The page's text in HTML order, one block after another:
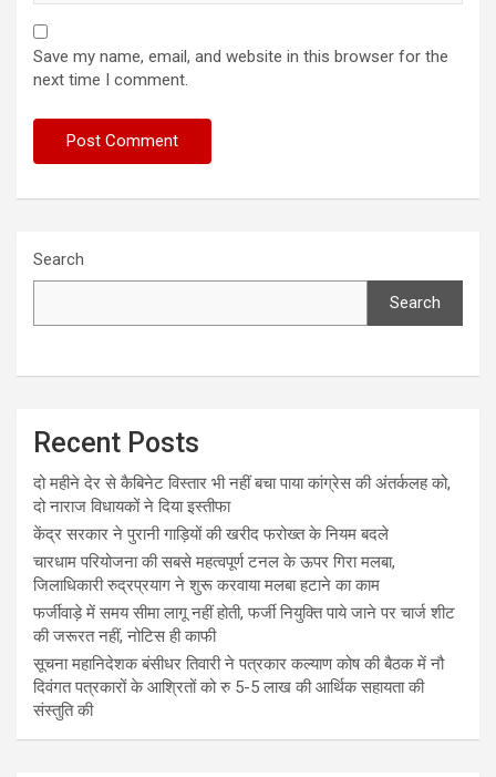
Save my name, email, and website in this browser for the
next time I comment.
Search
Search
Recent Posts
दो महीने देर से कैबिनेट विस्तार भी नहीं बचा पाया कांग्रेस की अंतर्कलह को,
दो नाराज विधायकों ने दिया इस्तीफा
केंद्र सरकार ने पुरानी गाड़ियों की खरीद फरोख्त के नियम बदले
चारधाम परियोजना की सबसे महत्वपूर्ण टनल के ऊपर गिरा मलबा,
जिलाधिकारी रुद्रप्रयाग ने शुरू करवाया मलबा हटाने का काम
फर्जीवाड़े में समय सीमा लागू नहीं होती, फर्जी नियुक्ति पाये जाने पर चार्ज शीट
की जरूरत नहीं, नोटिस ही काफी
सूचना महानिदेशक बंसीधर तिवारी ने पत्रकार कल्याण कोष की बैठक में नौ
दिवंगत पत्रकारों के आश्रितों को रु 5-5 लाख की आर्थिक सहायता की
संस्तुति की